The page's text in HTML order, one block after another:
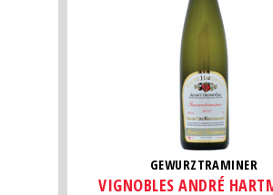
GEWURZTRAMINER
VIGNOBLES ANDRÉ